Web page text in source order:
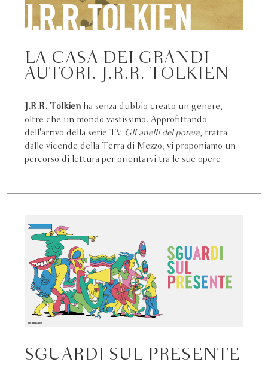
LA CASA DEI GRANDI
AUTORI. J.R.R. TOLKIEN
J.R.R. Tolkien ha senza dubbio creato un genere,
oltre che un mondo vastissimo. Approfittando
dell'arrivo della serie TV Gli anelli del potere, tratta
dalle vicende della Terra di Mezzo, vi proponiamo un
percorso di lettura per orientarvi tra le sue opere
SGUARDI SUL PRESENTE